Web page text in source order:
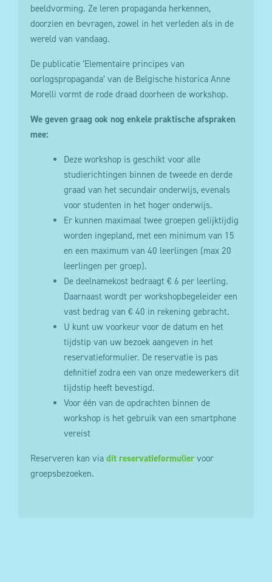
beeldvorming. Ze leren propaganda herkennen,
doorzien en bevragen, zowel in het verleden als in de
wereld van vandaag.
De publicatie ‘Elementaire principes van
oorlogspropaganda’ van de Belgische historica Anne
Morelli vormt de rode draad doorheen de workshop.
We geven graag ook nog enkele praktische afspraken
mee:
Deze workshop is geschikt voor alle
studierichtingen binnen de tweede en derde
graad van het secundair onderwijs, evenals
voor studenten in het hoger onderwijs.
Er kunnen maximaal twee groepen gelijktijdig
worden ingepland, met een minimum van 15
en een maximum van 40 leerlingen (max 20
leerlingen per groep).
De deelnamekost bedraagt € 6 per leerling.
Daarnaast wordt per workshopbegeleider een
vast bedrag van € 40 in rekening gebracht.
U kunt uw voorkeur voor de datum en het
tijdstip van uw bezoek aangeven in het
reservatieformulier. De reservatie is pas
definitief zodra een van onze medewerkers dit
tijdstip heeft bevestigd.
Voor één van de opdrachten binnen de
workshop is het gebruik van een smartphone
vereist
Reserveren kan via dit reservatieformulier voor
groepsbezoeken.